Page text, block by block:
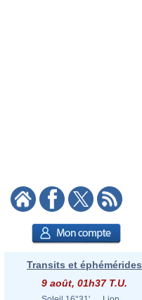
Transits et éphémérides
9 août, 01h37 T.U.